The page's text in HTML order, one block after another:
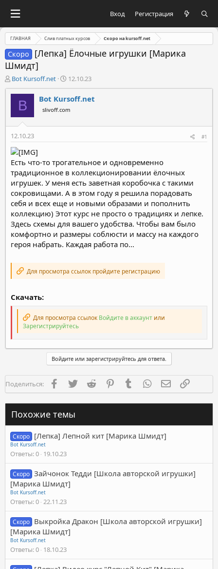
Вход Регистрация
ГЛАВНАЯ Слив платных курсов Скоро на kursoff.net
Скоро
[Лепка] Ёлочные игрушки [Марика
Шмидт]
А
в
т
м
ы
Bot Kursoff.net
Д
а
т
а
н
а
12.10.23
B Bot Kursoff.net
slivoff.com
12.10.23 #1
Есть что-то трогательное и одновременно
традиционное в коллекционировании ёлочных
игрушек. У меня есть заветная коробочка с такими
сокровищами. А в этом году я решила порадовать
себя и всех еще и новыми образами и пополнить
коллекцию) Этот курс не просто о традициях и лепке.
Здесь схемы для вашего удобства. Чтобы вам было
комфортно и размеры соблюсти и массу на каждого
героя набрать. Каждая работа по...
Для просмотра ссылок пройдите регистрацию
Скачать:
Для просмотра ссылок Войдите в аккаунт или
Зарегистрируйтесь
Войдите или зарегистрируйтесь для ответа.
Поделиться: FacebookTwitter Reddit PinterestTumblr WhatsAppЭлектронная
Похожие темы
Скоро [Лепка] Лепной кит [Марика Шмидт]
Bot Kursoff.net
Ответы 0 19.10.23
Скоро Зайчонок Тедди [Школа авторской игрушки]
[Марика Шмидт]
Bot Kursoff.net
Ответы 0 22.11.23
Скоро Выкройка Дракон [Школа авторской игрушки]
[Марика Шмидт]
Bot Kursoff.net
Ответы 0 18.10.23